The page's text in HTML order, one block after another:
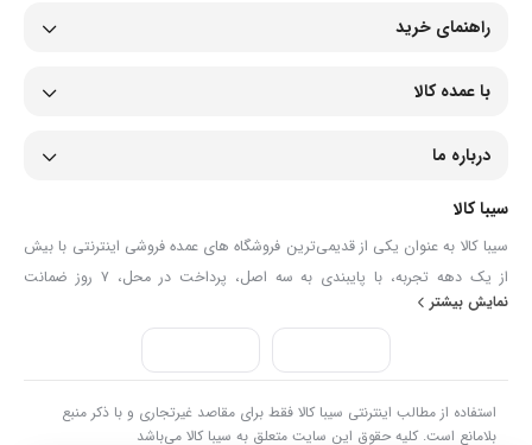
راهنمای خرید
با عمده کالا
درباره ما
سیبا کالا
سیبا کالا به عنوان یکی از قدیمی‌ترین فروشگاه های عمده فروشی اینترنتی با بیش
از یک دهه تجربه، با پایبندی به سه اصل، پرداخت در محل، ۷ روز ضمانت
بازگشت کالا و تضمین اصل‌بودن کالا موفق شده تا همگام با فروشگاه‌های معتبر
جهان، به بزرگ‌ترین فروشگاه اینترنتی ایران تبدیل شود. به محض ورود به سایت
سیبا کالا با دنیایی از کالا رو به رو می‌شوید! هر آنچه که نیاز دارید و به ذهن شما
خطور می‌کند در اینجا پیدا خواهید کرد.
نمایش بیشتر
استفاده از مطالب اینترنتی سیبا کالا فقط برای مقاصد غیرتجاری و با ذکر منبع
بلامانع است. کلیه حقوق این سایت متعلق به سیبا کالا می‌باشد